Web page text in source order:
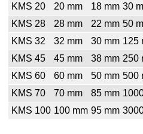
KMS 20
20 mm 18 mm 30 ml
KMS 28
28 mm 22 mm 50 ml
KMS 32
32 mm 30 mm 125
KMS 45
45 mm 38 mm 250
KMS 60
60 mm 50 mm 500
KMS 70
70 mm 85 mm
KMS 100 100 mm 95 mm